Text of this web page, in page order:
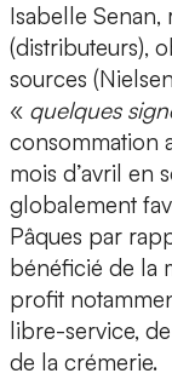
Isabelle Senan,
(distributeurs),
sources
« quelques
consommation
mois d’avril en
globalement
Pâques par
bénéficié de la
profit
libre-service,
de la crémerie.